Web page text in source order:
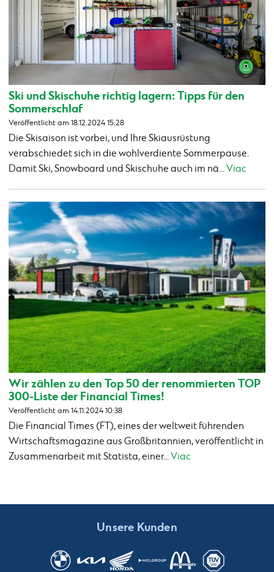
Ski und Skischuhe richtig lagern: Tipps für den
Sommerschlaf
Veröffentlicht am 18.12.2024 15:28
Die Skisaison ist vorbei, und Ihre Skiausrüstung
verabschiedet sich in die wohlverdiente Sommerpause.
Damit Ski, Snowboard und Skischuhe auch im nä...Viac
Wir zählen zu den Top 50 der renommierten TOP
300-Liste der Financial Times!
Veröffentlicht am 14.11.2024 10:38
Die Financial Times (FT), eines der weltweit führenden
Wirtschaftsmagazine aus Großbritannien, veröffentlicht in
Zusammenarbeit mit Statista, einer...Viac
Unsere Kunden